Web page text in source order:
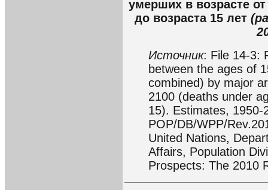
умерших в возрасте
до возраста 15 лет
Источник: File 14-3:
between the ages of
combined) by major
2100 (deaths under
15). Estimates, 1950-
POP/DB/WPP/
United Nations,
Affairs, Population
Prospects: The 2010